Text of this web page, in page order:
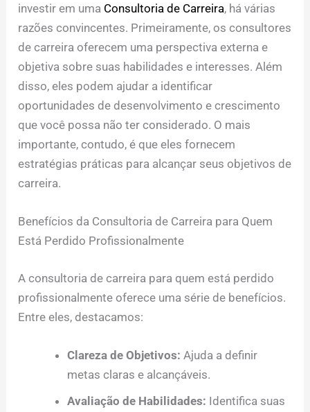
investir em uma Consultoria de Carreira, há várias
razões convincentes. Primeiramente, os consultores
de carreira oferecem uma perspectiva externa e
objetiva sobre suas habilidades e interesses. Além
disso, eles podem ajudar a identificar
oportunidades de desenvolvimento e crescimento
que você possa não ter considerado. O mais
importante, contudo, é que eles fornecem
estratégias práticas para alcançar seus objetivos de
carreira.
Benefícios da Consultoria de Carreira para Quem
Está Perdido Profissionalmente
A consultoria de carreira para quem está perdido
profissionalmente oferece uma série de benefícios.
Entre eles, destacamos:
Clareza de Objetivos: Ajuda a definir
metas claras e alcançáveis.
Avaliação de Habilidades: Identifica suas